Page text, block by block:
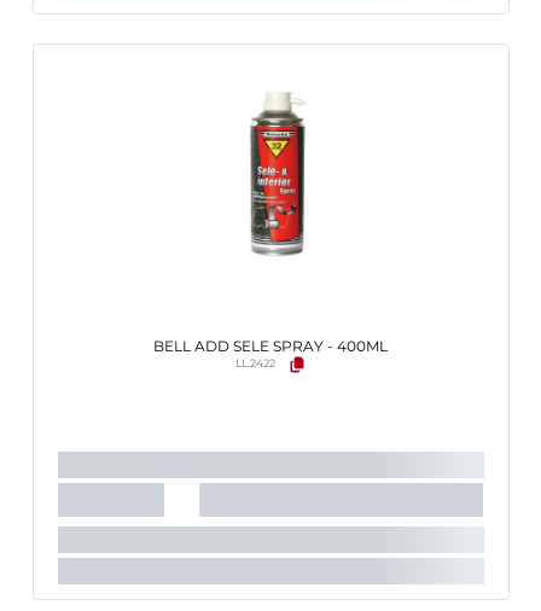
BELL ADD SELE SPRAY - 400ML
LL.2422